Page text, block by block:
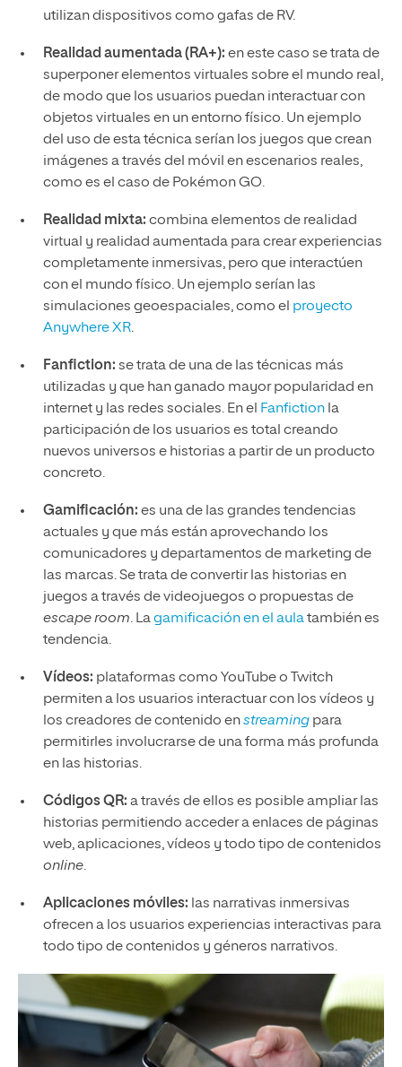
utilizan dispositivos como gafas de RV.
Realidad aumentada (RA+): en este caso se trata de
superponer elementos virtuales sobre el mundo real,
de modo que los usuarios puedan interactuar con
objetos virtuales en un entorno físico. Un ejemplo
del uso de esta técnica serían los juegos que crean
imágenes a través del móvil en escenarios reales,
como es el caso de Pokémon GO.
Realidad mixta: combina elementos de realidad
virtual y realidad aumentada para crear experiencias
completamente inmersivas, pero que interactúen
con el mundo físico. Un ejemplo serían las
simulaciones geoespaciales, como el proyecto
Anywhere XR.
Fanfiction: se trata de una de las técnicas más
utilizadas y que han ganado mayor popularidad en
internet y las redes sociales. En el Fanfictionla
participación de los usuarios es total creando
nuevos universos e historias a partir de un producto
concreto.
Gamificación: es una de las grandes tendencias
actuales y que más están aprovechando los
comunicadores y departamentos de marketing de
las marcas. Se trata de convertir las historias en
juegos a través de videojuegos o propuestas de
escape room. Lagamificación en el aulatambién es
tendencia.
Vídeos: plataformas como YouTube o Twitch
permiten a los usuarios interactuar con los vídeos y
los creadores de contenido enstreamingpara
permitirles involucrarse de una forma más profunda
en las historias.
Códigos QR: a través de ellos es posible ampliar las
historias permitiendo acceder a enlaces de páginas
web, aplicaciones, vídeos y todo tipo de contenidos
online.
Aplicaciones móviles: las narrativas inmersivas
ofrecen a los usuarios experiencias interactivas para
todo tipo de contenidos y géneros narrativos.